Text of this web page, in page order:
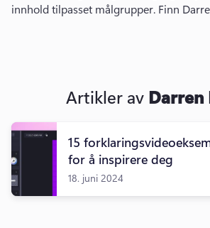
Prøv gratis
innhold tilpasset målgrupper. Finn
Artikler av Darren
15
for å inspirere deg
18. juni 2024